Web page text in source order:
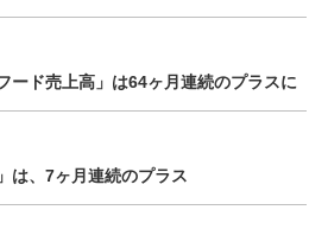
ード売上高」は64ヶ月連続のプラスに
は、7ヶ月連続のプラス